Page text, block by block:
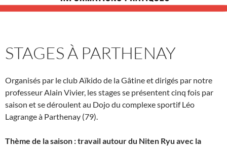
STAGES À PARTHENAY
Organisés par le club Aïkido de la Gâtine et dirigés par notre
professeur Alain Vivier, les stages se présentent cinq fois par
saison et se déroulent au Dojo du complexe sportif Léo
Lagrange à Parthenay (79).
Thème de la saison : travail autour du Niten Ryu avec la